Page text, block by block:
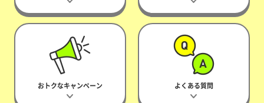
おトクなキャンペーン よくある質問